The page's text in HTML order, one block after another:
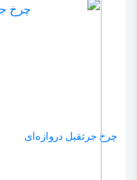
چرخ جرثقیل دروازه‌ای